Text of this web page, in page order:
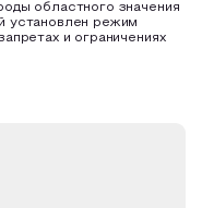
областного значения
установлен режим
и ограничениях